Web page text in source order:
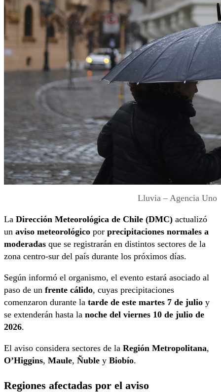
Lluvia – Agencia Uno
La Dirección Meteorológica de Chile (DMC) actualizó
un aviso meteorológico por precipitaciones normales a
moderadas que se registrarán en distintos sectores de la
zona centro-sur del país durante los próximos días.
Según informó el organismo, el evento estará asociado al
paso de un frente cálido, cuyas precipitaciones
comenzaron durante la tarde de este martes 7 de julio y
se extenderán hasta la noche del viernes 10 de julio de
2026.
El aviso considera sectores de la Región Metropolitana,
O’Higgins, Maule, Ñuble y Biobío.
Regiones afectadas por el aviso